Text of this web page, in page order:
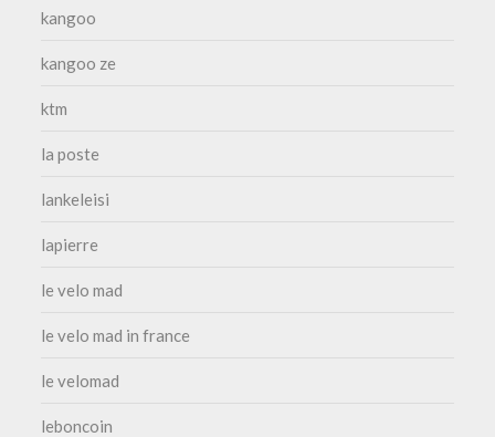
kangoo
kangoo ze
ktm
la poste
lankeleisi
lapierre
le velo mad
le velo mad in france
le velomad
leboncoin